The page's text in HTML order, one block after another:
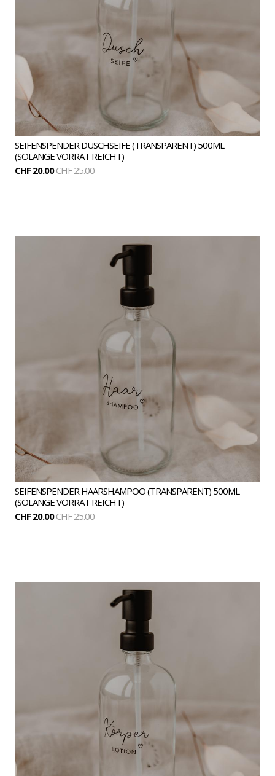
SEIFENSPENDER DUSCHSEIFE (TRANSPARENT) 500ML
(SOLANGE VORRAT REICHT)
CHF 20.00CHF 25.00
SEIFENSPENDER HAARSHAMPOO (TRANSPARENT) 500ML
(SOLANGE VORRAT REICHT)
CHF 20.00CHF 25.00